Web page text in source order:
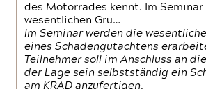
des Motorrades kennt. Im Seminar
wesentlichen Gru…
Im Seminar werden die
eines Schadengutachtens
Teilnehmer soll im Anschluss an
der Lage sein selbstständig ein
am KRAD anzufertigen.